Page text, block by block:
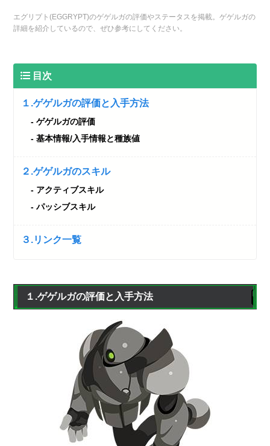
エグリプト(EGGRYPT)のゲゲルガの評価やステータスを掲載。ゲゲルガの
詳細を紹介しているので、ぜひ参考にしてください。
目次
１.ゲゲルガの評価と入手方法
ゲゲルガの評価
基本情報/入手情報と種族値
２.ゲゲルガのスキル
アクティブスキル
パッシブスキル
３.リンク一覧
１.ゲゲルガの評価と入手方法